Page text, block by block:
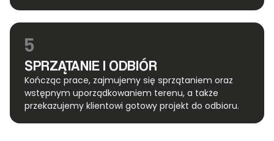
5
SPRZĄTANIE I ODBIÓR
Kończąc prace, zajmujemy się sprzątaniem oraz
wstępnym uporządkowaniem terenu, a także
przekazujemy klientowi gotowy projekt do odbioru.